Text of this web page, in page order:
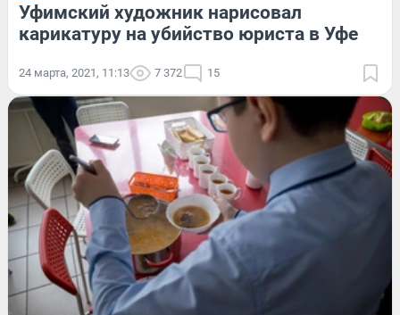
Уфимский художник нарисовал
карикатуру на убийство юриста в Уфе
24 марта, 2021, 11:13 7 372 15